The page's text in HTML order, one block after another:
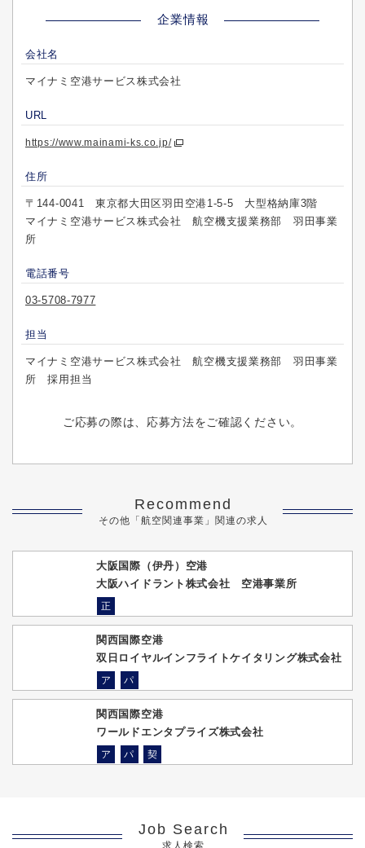
企業情報
会社名
マイナミ空港サービス株式会社
URL
https://www.mainami-ks.co.jp/
住所
〒144-0041 東京都大田区羽田空港1-5-5 大型格納庫3階
マイナミ空港サービス株式会社 航空機支援業務部 羽田事業
所
電話番号
03-5708-7977
担当
マイナミ空港サービス株式会社 航空機支援業務部 羽田事業
所 採用担当
ご応募の際は、応募方法をご確認ください。
Recommend
その他「航空関連事業」関連の求人
大阪国際（伊丹）空港
大阪ハイドラント株式会社 空港事業所
正
関西国際空港
双日ロイヤルインフライトケイタリング株式会社
ア パ
関西国際空港
ワールドエンタプライズ株式会社
ア パ 契
Job Search
求人検索